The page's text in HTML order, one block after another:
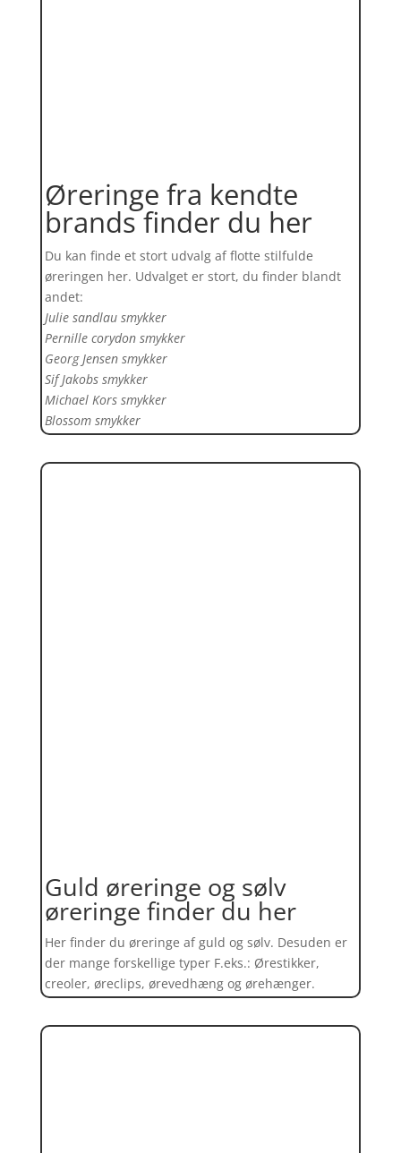
Øreringe fra kendte
brands finder du her
Du kan finde et stort udvalg af flotte stilfulde
øreringen her. Udvalget er stort, du finder blandt
andet:
Julie sandlau smykker
Pernille corydon smykker
Georg Jensen smykker
Sif Jakobs smykker
Michael Kors smykker
Blossom smykker
Guld øreringe og sølv
øreringe finder du her
Her finder du øreringe af guld og sølv. Desuden er
der mange forskellige typer F.eks.: Ørestikker,
creoler, øreclips, ørevedhæng og ørehænger.